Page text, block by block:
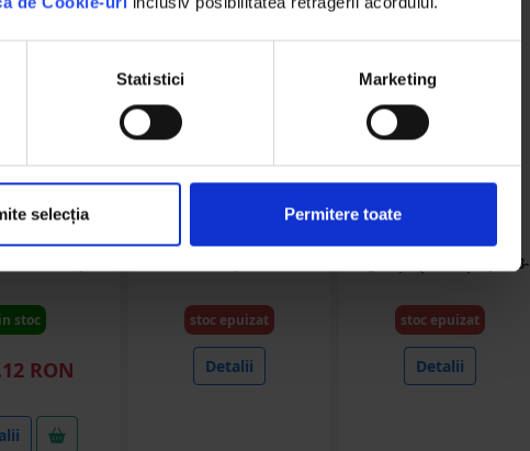
Statistici Marketing
selecția Permitere toate
montare si
24.5 inch
in stoc
RON
Trusa polizor drept
25000rpm, presiune 6-8
stoc epuizat
Detalii
Dispozitiv verificare
directie, montare
reglabila pe anvelopa 13-
22 inch Breckner
stoc epuizat
Detalii